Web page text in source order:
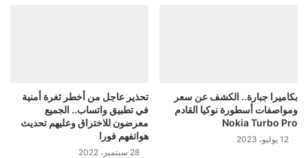
بكاميرا جبارة.. الكشف عن سعر
ومواصفات أسطورة نوكيا القادم
Nokia Turbo Pro
12 يوليو، 2023
تحذير عاجل من أخطر ثغرة أمنية
في تطبيق واتساب.. الجميع
معرضون للاختراق وعليهم تحديث
هواتفهم فورا
28 سبتمبر، 2022